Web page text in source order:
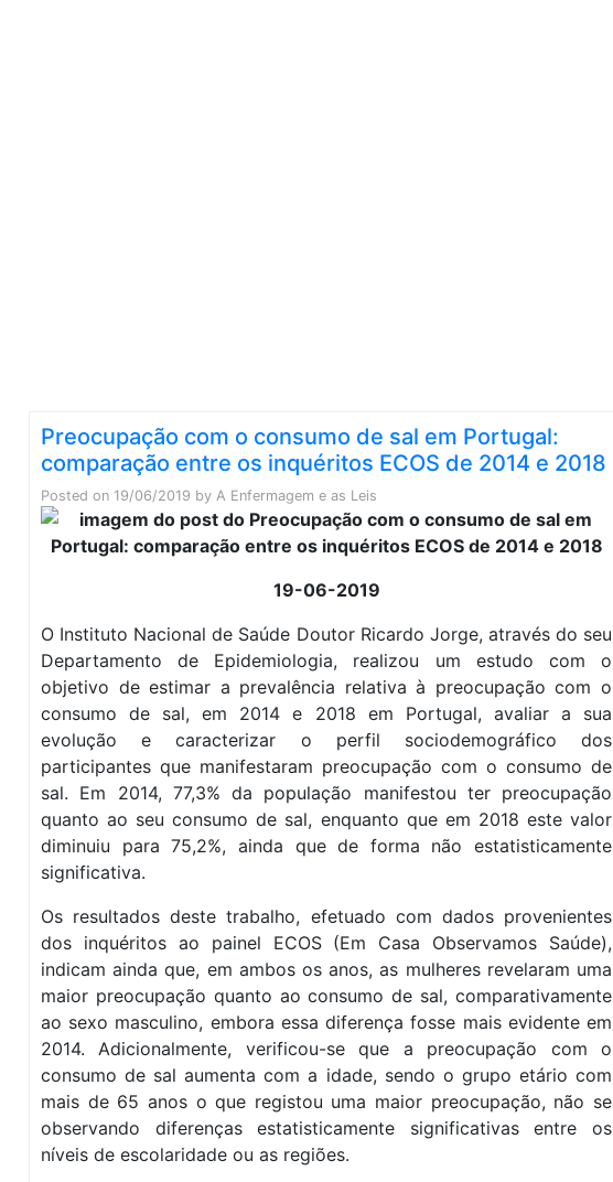
Preocupação com o consumo de sal em Portugal:
comparação entre os inquéritos ECOS de 2014 e 2018
Posted on 19/06/2019 by A Enfermagem e as Leis
19-06-2019
O Instituto Nacional de Saúde Doutor Ricardo Jorge, através do seu
Departamento de Epidemiologia, realizou um estudo com o
objetivo de estimar a prevalência relativa à preocupação com o
consumo de sal, em 2014 e 2018 em Portugal, avaliar a sua
evolução e caracterizar o perfil sociodemográfico dos
participantes que manifestaram preocupação com o consumo de
sal. Em 2014, 77,3% da população manifestou ter preocupação
quanto ao seu consumo de sal, enquanto que em 2018 este valor
diminuiu para 75,2%, ainda que de forma não estatisticamente
significativa.
Os resultados deste trabalho, efetuado com dados provenientes
dos inquéritos ao painel ECOS (Em Casa Observamos Saúde),
indicam ainda que, em ambos os anos, as mulheres revelaram uma
maior preocupação quanto ao consumo de sal, comparativamente
ao sexo masculino, embora essa diferença fosse mais evidente em
2014. Adicionalmente, verificou-se que a preocupação com o
consumo de sal aumenta com a idade, sendo o grupo etário com
mais de 65 anos o que registou uma maior preocupação, não se
observando diferenças estatisticamente significativas entre os
níveis de escolaridade ou as regiões.